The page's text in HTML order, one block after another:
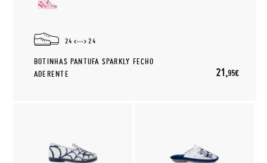
24 24
BOTINHAS PANTUFA SPARKLY FECHO
ADERENTE
21,95€